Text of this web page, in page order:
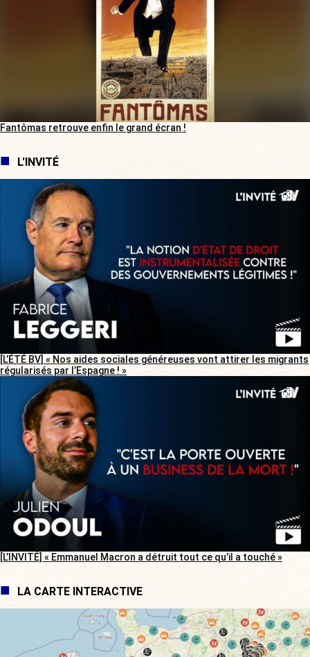
Fantômas retrouve enfin le grand écran !
L'INVITÉ
[L’ÉTÉ BV] « Nos aides sociales généreuses vont attirer les migrants
régularisés par l’Espagne ! »
[L’INVITÉ] « Emmanuel Macron a détruit tout ce qu’il a touché »
LA CARTE INTERACTIVE